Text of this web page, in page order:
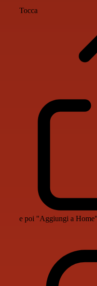
Tocca
e poi "Aggiungi a Home"